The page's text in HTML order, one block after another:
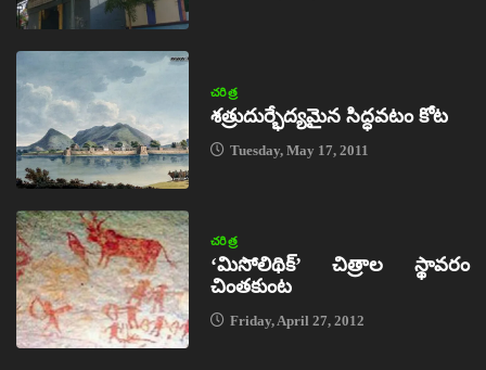
చరిత్ర
శత్రుదుర్భేద్యమైన సిద్ధవటం కోట
Tuesday, May 17, 2011
చరిత్ర
‘మిసోలిథిక్‌’ చిత్రాల స్థావరం
చింతకుంట
Friday, April 27, 2012